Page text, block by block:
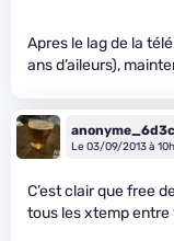
Apres le lag de la
ans d’aileurs),
Le 03/09/2013 à
C’est clair que free
tous les xtemp entre